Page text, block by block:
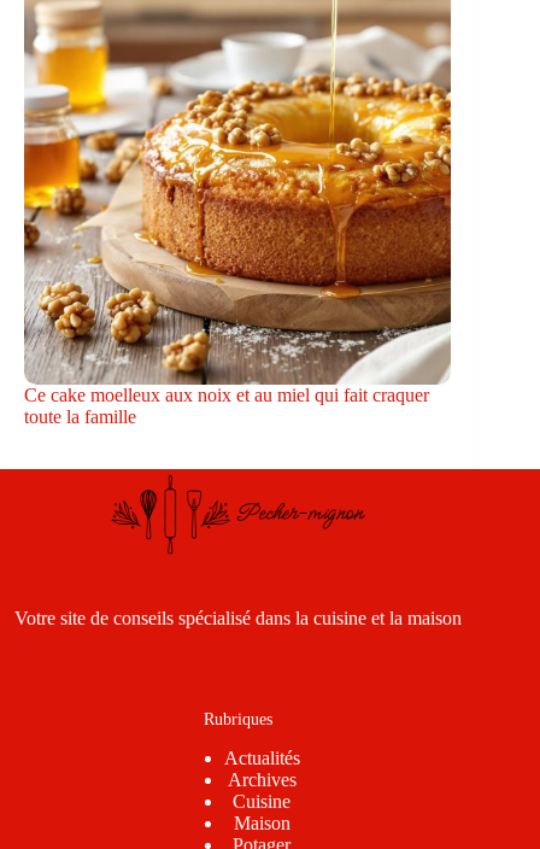
Ce cake moelleux aux noix et au miel qui fait craquer
toute la famille
Votre site de conseils spécialisé dans la cuisine et la maison
Rubriques
Actualités
Archives
Cuisine
Maison
Potager